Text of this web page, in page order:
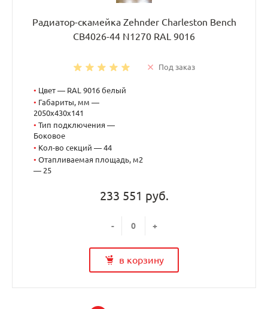
Радиатор-скамейка Zehnder Charleston Bench
CB4026-44 N1270 RAL 9016
Под заказ
• Цвет — RAL 9016 белый
• Габариты, мм —
2050x430x141
• Тип подключения —
Боковое
• Кол-во секций — 44
• Отапливаемая площадь, м2
— 25
233 551 руб.
- +
в корзину